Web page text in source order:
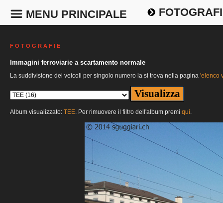
MENU PRINCIPALE
F O T O G R A F I E
Immagini ferroviarie a scartamento normale
La suddivisione dei veicoli per singolo numero la si trova nella pagina 'elenco
Album visualizzato: TEE. Per rimuovere il filtro dell'album premi qui.